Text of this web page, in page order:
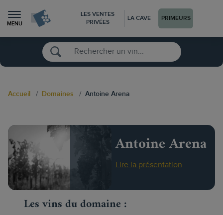
MENU
LES VENTES
PRIVÉES
LA CAVE PRIMEURS
Accueil Domaines Antoine Arena
Antoine Arena
Lire la présentation
Les vins du domaine :